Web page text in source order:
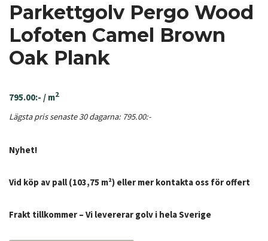
Parkettgolv Pergo Wood
Lofoten Camel Brown
Oak Plank
795.00:- / m2
Lägsta pris senaste 30 dagarna: 795.00:-
Nyhet!
Vid köp av pall (103,75 m²) eller mer kontakta oss för offert
Frakt tillkommer – Vi levererar golv i hela Sverige